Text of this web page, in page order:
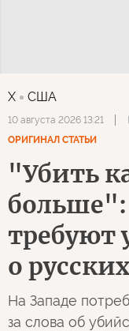
X США
10 августа 2026 13:21
ОРИГИНАЛ СТАТЬИ
"Убить
больше":
требуют
о русских
На Западе
за слова об